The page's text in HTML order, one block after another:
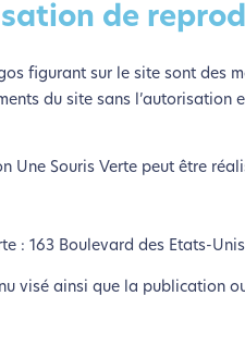
de
figurant sur le site sont des
du site sans l’autorisation
Une Souris Verte peut être
: 163 Boulevard des Etats-
visé ainsi que la publication